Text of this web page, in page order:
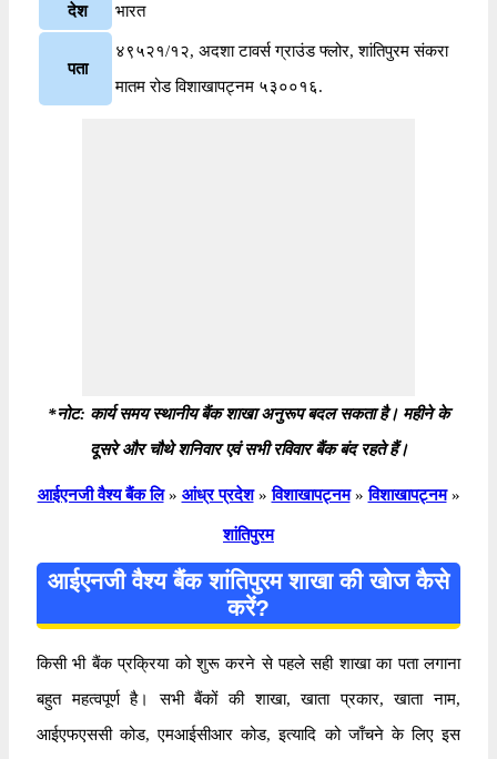
देश भारत
पता
४९५२१/१२, अदशा टावर्स ग्राउंड फ्लोर, शांतिपुरम संकरा
मातम रोड विशाखापट्नम ५३००१६.
*नोट: कार्य समय स्थानीय बैंक शाखा अनुरूप बदल सकता है। महीने के
दूसरे और चौथे शनिवार एवं सभी रविवार बैंक बंद रहते हैं।
आईएनजी वैश्य बैंक लि » आंध्र प्रदेश » विशाखापट्नम » विशाखापट्नम »
शांतिपुरम
आईएनजी वैश्य बैंक शांतिपुरम शाखा की खोज कैसे
करें?
किसी भी बैंक प्रक्रिया को शुरू करने से पहले सही शाखा का पता लगाना
बहुत महत्वपूर्ण है। सभी बैंकों की शाखा, खाता प्रकार, खाता नाम,
आईएफएससी कोड, एमआईसीआर कोड, इत्यादि को जाँचने के लिए इस